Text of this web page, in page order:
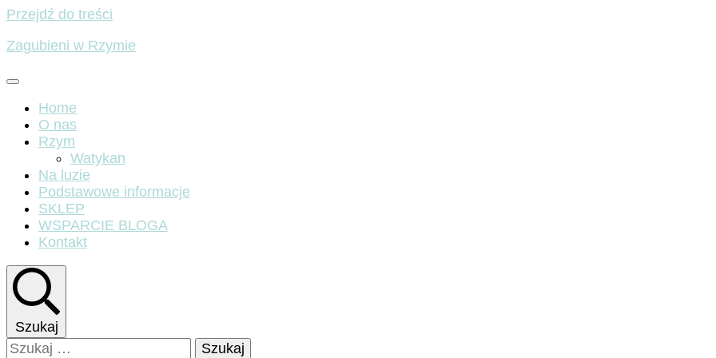
Przejdź do treści
Zagubieni w Rzymie
Home
O nas
Rzym
Watykan
Na luzie
Podstawowe informacje
SKLEP
WSPARCIE BLOGA
Kontakt
Szukaj
Szukaj: